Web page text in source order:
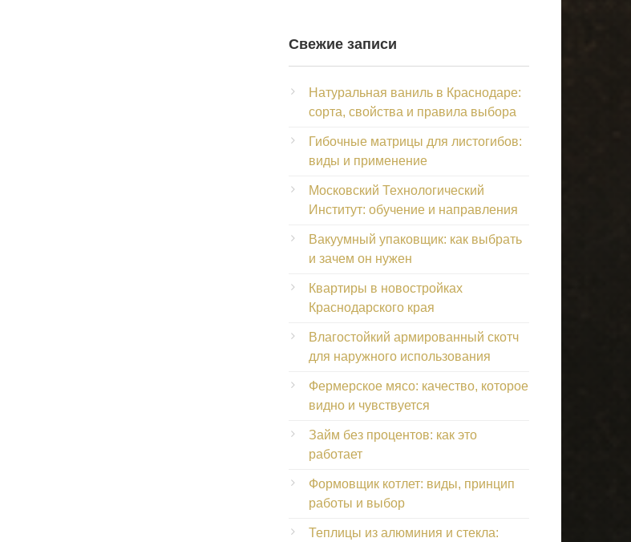
Свежие записи
Натуральная ваниль в Краснодаре:
сорта, свойства и правила выбора
Гибочные матрицы для листогибов:
виды и применение
Московский Технологический
Институт: обучение и направления
Вакуумный упаковщик: как выбрать
и зачем он нужен
Квартиры в новостройках
Краснодарского края
Влагостойкий армированный скотч
для наружного использования
Фермерское мясо: качество, которое
видно и чувствуется
Займ без процентов: как это
работает
Формовщик котлет: виды, принцип
работы и выбор
Теплицы из алюминия и стекла: